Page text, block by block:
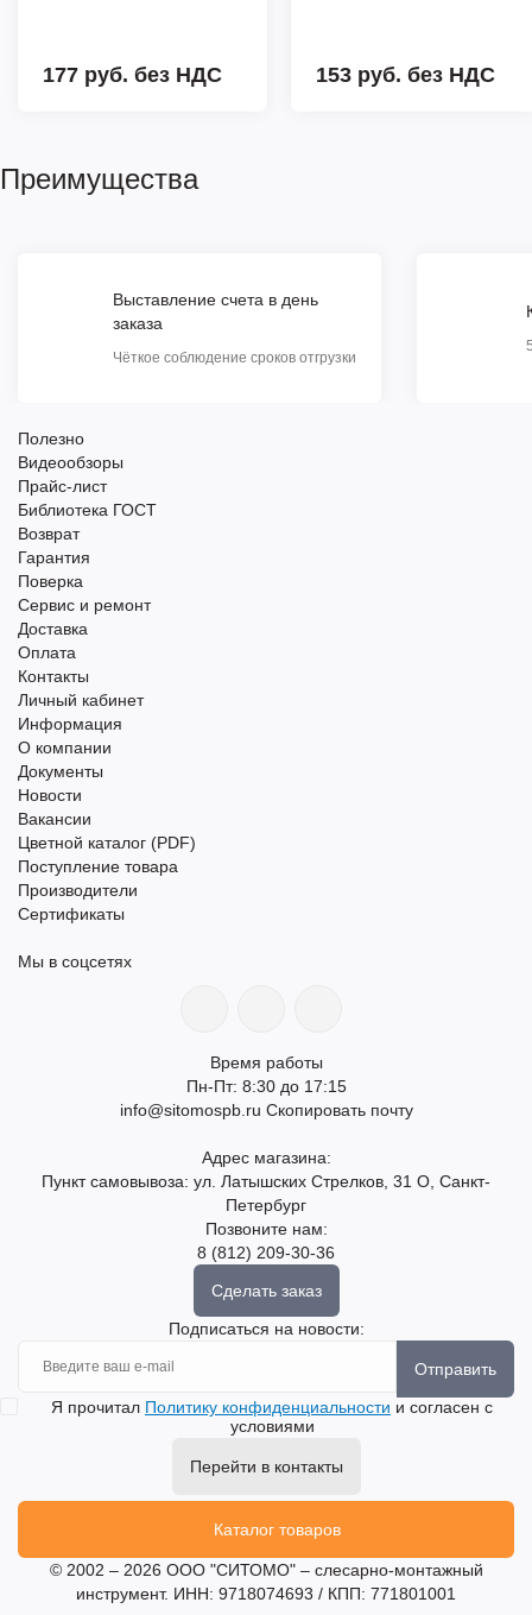
177 руб. без НДС 153 руб. без НДС
Преимущества
Выставление счета в день
заказа
Чёткое соблюдение сроков отгрузки
Полезно
Видеообзоры
Прайс-лист
Библиотека ГОСТ
Возврат
Гарантия
Поверка
Сервис и ремонт
Доставка
Оплата
Контакты
Личный кабинет
Информация
О компании
Документы
Новости
Вакансии
Цветной каталог (PDF)
Поступление товара
Производители
Сертификаты
Мы в соцсетях
Время работы
Пн-Пт: 8:30 до 17:15
info@sitomospb.ru Скопировать почту
Адрес магазина:
Пункт самовывоза: ул. Латышских Стрелков, 31 О, Санкт-
Петербург
Позвоните нам:
8 (812) 209-30-36
Сделать заказ
Подписаться на новости:
Отправить
Я прочитал Политику конфиденциальности и согласен с
условиями
Перейти в контакты
Каталог товаров
© 2002 – 2026 ООО "СИТОМО" – слесарно-монтажный
инструмент. ИНН: 9718074693 / КПП: 771801001